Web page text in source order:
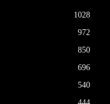
1028
972
850
696
540